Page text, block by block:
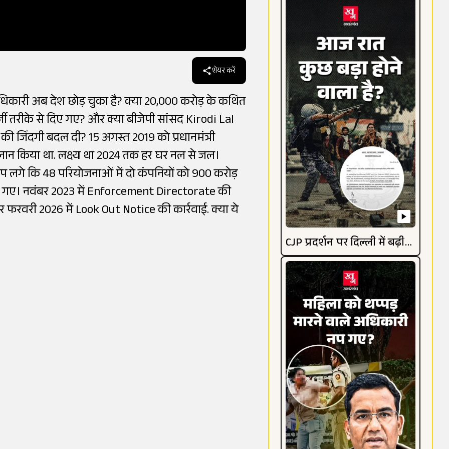
शेयर करें
अब देश छोड़ चुका है? क्या ₹20,000 करोड़ के कथित
तरीके से दिए गए? और क्या बीजेपी सांसद Kirodi Lal
जिंदगी बदल दी? 15 अगस्त 2019 को प्रधानमंत्री
किया था. लक्ष्य था 2024 तक हर घर नल से जल।
कि 48 परियोजनाओं में दो कंपनियों को 900 करोड़
गए। नवंबर 2023 में Enforcement Directorate की
2026 में Look Out Notice की कार्रवाई. क्या ये
CJP प्रदर्शन पर दिल्ली में बढ़ी
हलचल